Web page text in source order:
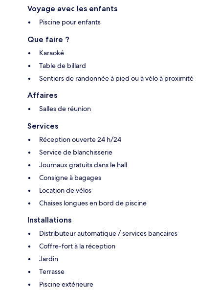
Voyage avec les enfants
Piscine pour enfants
Que faire ?
Karaoké
Table de billard
Sentiers de randonnée à pied ou à vélo à proximité
Affaires
Salles de réunion
Services
Réception ouverte 24 h/24
Service de blanchisserie
Journaux gratuits dans le hall
Consigne à bagages
Location de vélos
Chaises longues en bord de piscine
Installations
Distributeur automatique / services bancaires
Coffre-fort à la réception
Jardin
Terrasse
Piscine extérieure